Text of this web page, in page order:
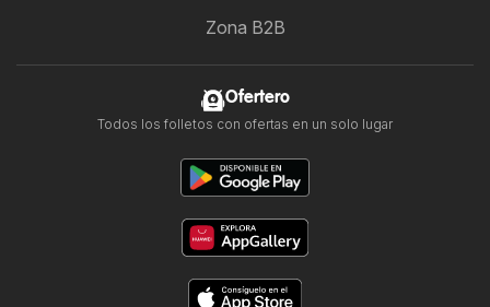
Zona B2B
Ofertero
Todos los folletos con ofertas en un solo lugar